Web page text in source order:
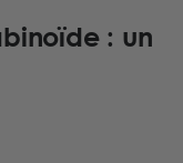
: un